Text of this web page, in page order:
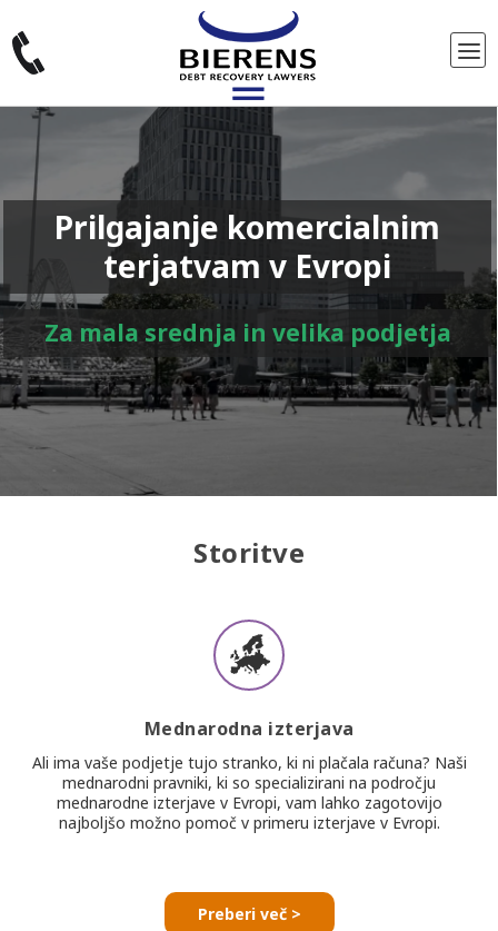
Prilgajanje komercialnim
terjatvam v Evropi
Za mala srednja in velika podjetja
Storitve
Mednarodna izterjava
Ali ima vaše podjetje tujo stranko, ki ni plačala računa? Naši
mednarodni pravniki, ki so specializirani na področju
mednarodne izterjave v Evropi, vam lahko zagotovijo
najboljšo možno pomoč v primeru izterjave v Evropi.
Preberi več >